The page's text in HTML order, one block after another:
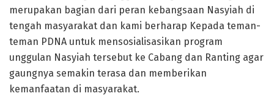
merupakan bagian dari peran kebangsaan Nasyiah di
tengah masyarakat dan kami berharap Kepada teman-
teman PDNA untuk mensosialisasikan program
unggulan Nasyiah tersebut ke Cabang dan Ranting agar
gaungnya semakin terasa dan memberikan
kemanfaatan di masyarakat.